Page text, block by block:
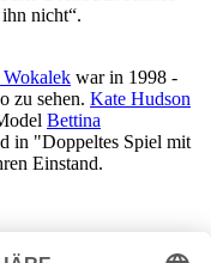
nicht“.
Wokalek war in 1998 -
zu sehen. Kate Hudson
Bettina
in "Doppeltes Spiel mit
Einstand.